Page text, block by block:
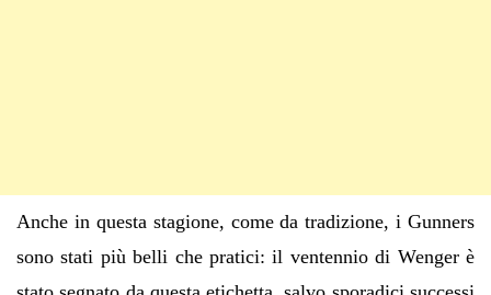
Anche in questa stagione, come da tradizione, i Gunners
sono stati più belli che pratici: il ventennio di Wenger è